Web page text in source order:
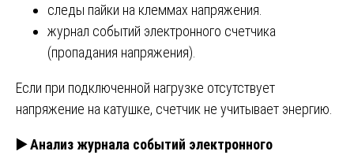
следы пайки на клеммах напряжения.
журнал событий электронного счетчика
(пропадания напряжения).
Если при подключенной нагрузке отсутствует
напряжение на катушке, счетчик не учитывает энергию.
▶️Анализ журнала событий электронного